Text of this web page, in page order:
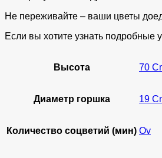
Не переживайте – ваши цветы
Если вы хотите узнать подробные
Высота 70
Диаметр горшка 19
Количество соцветий (мин) Ov